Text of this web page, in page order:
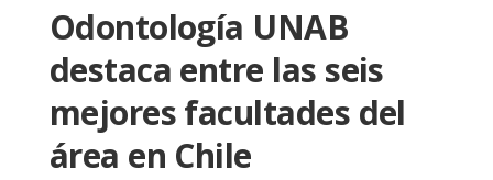
Odontología UNAB
destaca entre las seis
mejores facultades del
área en Chile